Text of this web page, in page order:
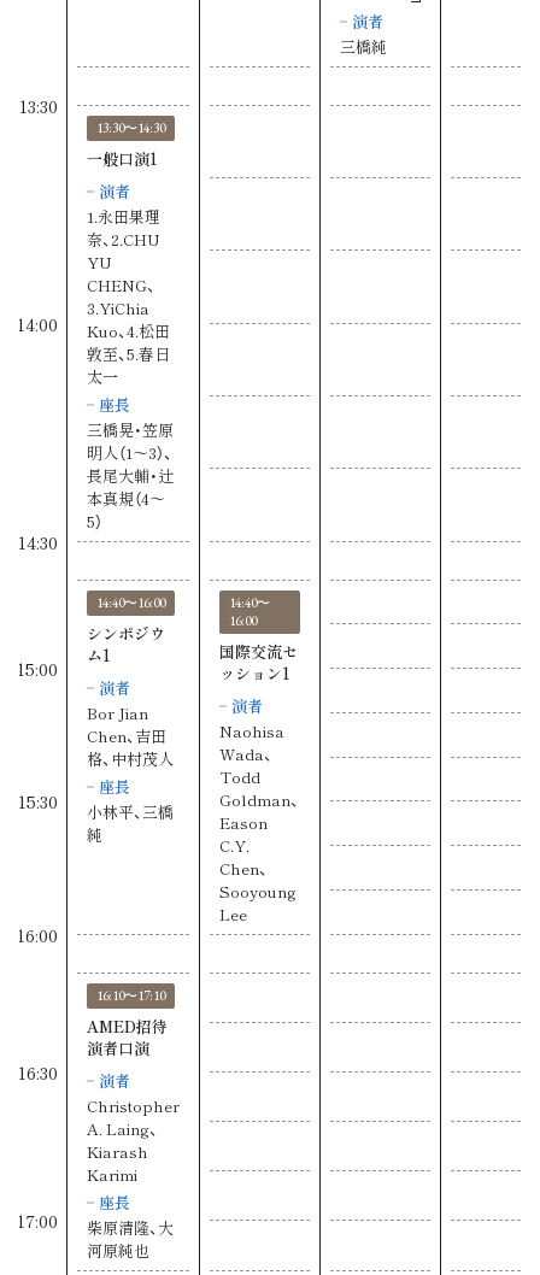
演者
三橋純
13:30
13:30〜14:30
一般口演1
演者
1.永田果理
奈、2.CHU
YU
CHENG、
3.YiChia
Kuo、4.松田
敦至、5.春日
太一
座長
三橋晃・笠原
明人（1〜3）、
長尾大輔・辻
本真規（4〜
5）
14:00
14:30
14:40〜16:00
シンポジウ
ム1
演者
Bor Jian
Chen、吉田
格、中村茂人
座長
小林平、三橋
純
14:40〜
16:00
国際交流セ
ッション1
演者
Naohisa
Wada、
Todd
Goldman、
Eason
C.Y.
Chen、
Sooyoung
Lee
15:00
15:30
16:00
16:10〜17:10
AMED招待
演者口演
演者
Christopher
A. Laing、
Kiarash
Karimi
座長
柴原清隆、大
河原純也
16:30
17:00